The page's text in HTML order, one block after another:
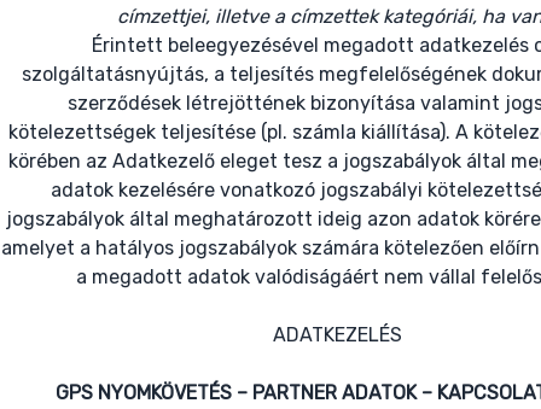
címzettjei, illetve a címzettek kategóriái, ha
Érintett beleegyezésével megadott adatkezelés
szolgáltatásnyújtás, a teljesítés megfelelőségének
szerződések létrejöttének bizonyítása valamint
kötelezettségek teljesítése (pl. számla kiállítása). A
körében az Adatkezelő eleget tesz a jogszabályok által
adatok kezelésére vonatkozó jogszabályi
jogszabályok által meghatározott ideig azon adatok
amelyet a hatályos jogszabályok számára kötelezően
a megadott adatok valódiságáért nem vállal
ADATKEZELÉS
GPS NYOMKÖVETÉS – PARTNER ADATOK –